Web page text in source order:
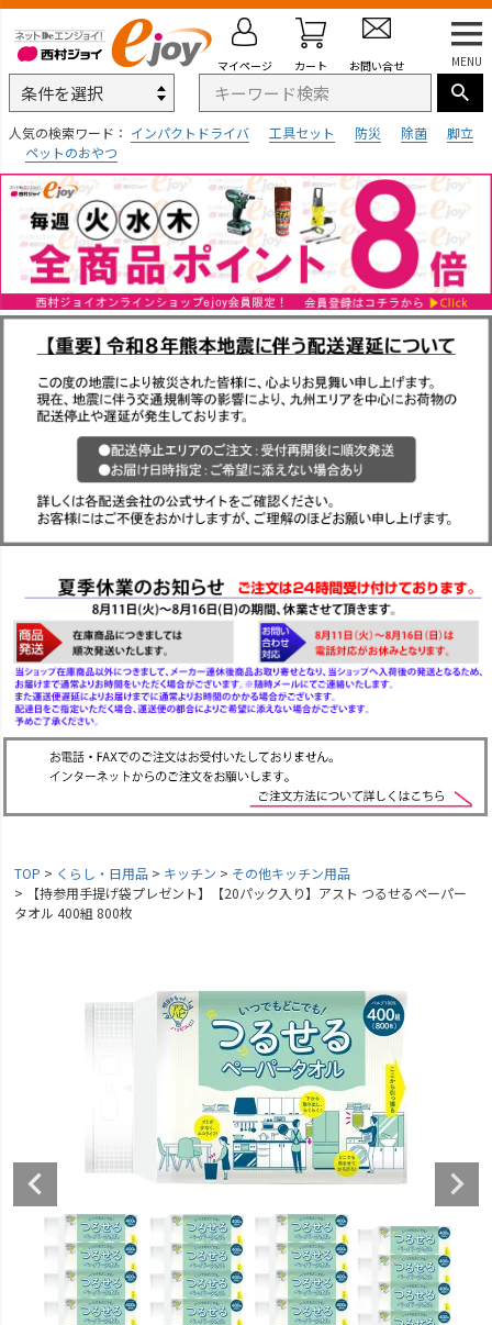
MENU
人気の検索ワード： インパクトドライバ 工具セット 防災 除菌
脚立
ペットのおやつ
マイページ カート お問い合せ
TOP くらし・日用品 キッチン
その他キッチン用品
【持参用手提げ袋プレゼント】【20パック入り】アスト つるせるペーパー
タオル 400組 800枚